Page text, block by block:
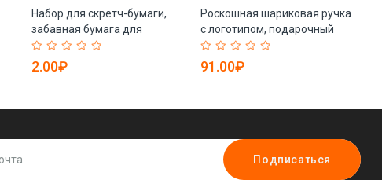
Набор для скретч-бумаги,
забавная бумага для
рукоделия для детей,
подарок на праздник (арт.
2.00₽
Роскошная шариковая ручка
с логотипом, подарочный
набор премиум-класса (арт.
21081950)
91.00₽
Подписаться